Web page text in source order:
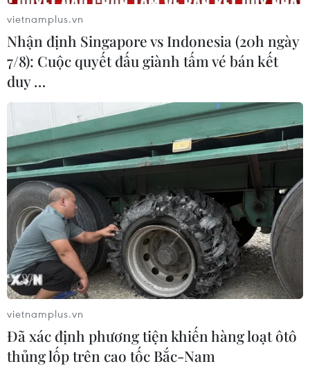
Nữ sinh lớp 12 đạt danh hiệu
kiện tướng Cờ vua Quốc tế WFM
15/12/2024 00:58
Với thành tích đạt 5 huy chương tại Giải vô địch Cờ vua
học sinh châu Á, Thái Ngọc Tường Minh, nữ sinh lớp 12
tại Thành phố Hồ Chí Minh đã tích lũy đủ điểm để trở
thành kiện tướng Cờ vua Quốc tế WFM.
vietnamplus.vn
Nhận định Singapore vs Indonesia (20h ngày
7/8): Cuộc quyết đấu giành tấm vé bán kết
duy …
vietnamplus.vn
Đã xác định phương tiện khiến hàng loạt ôtô
thủng lốp trên cao tốc Bắc-Nam